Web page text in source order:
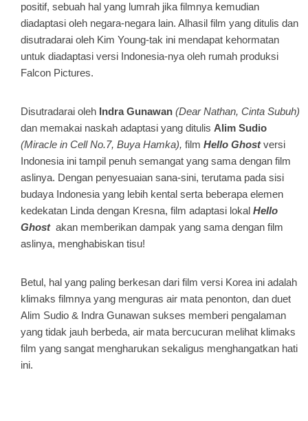
positif, sebuah hal yang lumrah jika filmnya kemudian
diadaptasi oleh negara-negara lain. Alhasil film yang ditulis dan
disutradarai oleh Kim Young-tak ini mendapat kehormatan
untuk diadaptasi versi Indonesia-nya oleh rumah produksi
Falcon Pictures.
Disutradarai oleh Indra Gunawan (Dear Nathan, Cinta Subuh)
dan memakai naskah adaptasi yang ditulis Alim Sudio
(Miracle in Cell No.7, Buya Hamka), film Hello Ghostversi
Indonesia ini tampil penuh semangat yang sama dengan film
aslinya. Dengan penyesuaian sana-sini, terutama pada sisi
budaya Indonesia yang lebih kental serta beberapa elemen
kedekatan Linda dengan Kresna, film adaptasi lokal Hello
Ghost akan memberikan dampak yang sama dengan film
aslinya, menghabiskan tisu!
Betul, hal yang paling berkesan dari film versi Korea ini adalah
klimaks filmnya yang menguras air mata penonton, dan duet
Alim Sudio & Indra Gunawan sukses memberi pengalaman
yang tidak jauh berbeda, air mata bercucuran melihat klimaks
film yang sangat mengharukan sekaligus menghangatkan hati
ini.